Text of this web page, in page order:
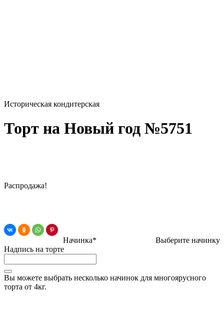
Историческая кондитерская
Торт на Новый год №5751
Распродажа!
Начинка*
Выберите начинку
Надпись на торте
Вы можете выбрать несколько начинок для многоярусного
торта от 4кг.